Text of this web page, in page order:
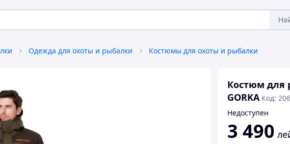
Одежда для охоты и рыбалки Костюмы для охоты и рыбалки
Костюм для
GORKA Код:
Недоступен
3 490